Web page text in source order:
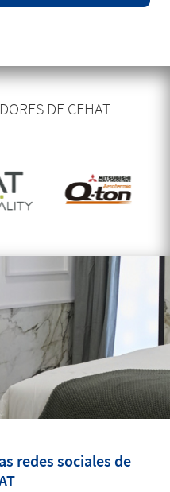
DE CEHAT
redes sociales de